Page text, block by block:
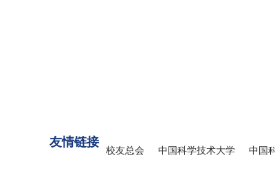
友情链接
校友总会 中国科学技术大学 中国